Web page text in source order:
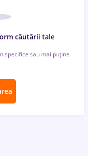
căutării tale
specifice sau mai puține